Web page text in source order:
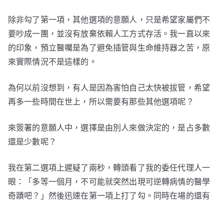
除非勾了第一項，其他選項的意願人，只是希望家屬們不
要吵成一團，並沒有放棄依賴人工方式存活。我一直以來
的印象，預立醫囑是為了避免插管與生命維持器之苦，原
來實際情況不是這樣的。
為何以前沒想到，有人是因為害怕自己太快被拔管，希望
再多一些時間在世上，所以需要有那些其他選項呢？
來簽署的意願人中，選擇是由別人來做決定的，是占多數
還是少數呢？
我在第二選項上遲疑了兩秒，轉頭看了我的委任代理人一
眼：「多等一個月，不可能就突然出現可逆轉病情的醫學
奇蹟吧？」然後迅速在第一項上打了勾。同時在場的還有